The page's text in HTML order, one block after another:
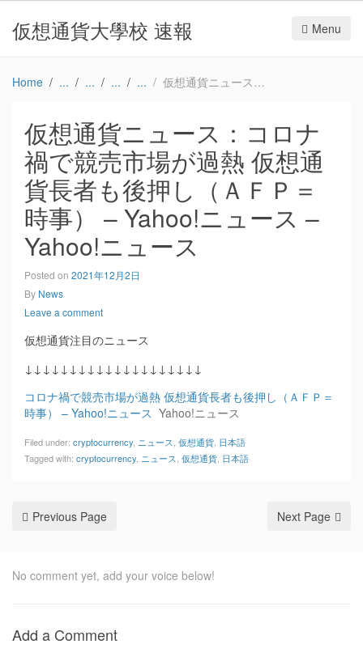
仮想通貨大學校 速報 Menu
Home 仮想通貨ニュース：コロナ禍で競売市場が過熱 仮想通貨長者も後押し（ＡＦＰ＝時事） – Yahoo!ニュース – Yahoo!ニュース
仮想通貨ニュース：コロナ
禍で競売市場が過熱 仮想通
貨長者も後押し（ＡＦＰ＝
時事） – Yahoo!ニュース –
Yahoo!ニュース
Posted on 2021年12月2日
By News
Leave a comment
仮想通貨注目のニュース
↓↓↓↓↓↓↓↓↓↓↓↓↓↓↓↓↓↓↓↓
コロナ禍で競売市場が過熱 仮想通貨長者も後押し（ＡＦＰ＝
時事） – Yahoo!ニュース Yahoo!ニュース
Filed under: cryptocurrency ニュース 仮想通貨 日本語
Tagged with: cryptocurrency ニュース 仮想通貨 日本語
Previous Page Next Page
No comment yet, add your voice below!
Add a Comment